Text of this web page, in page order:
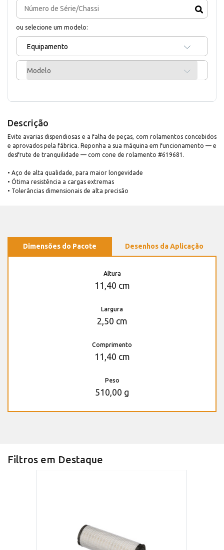
ou selecione um modelo:
Equipamento
Modelo
Descrição
Evite avarias dispendiosas e a falha de peças, com rolamentos concebidos
e aprovados pela fábrica. Reponha a sua máquina em funcionamento — e
desfrute de tranquilidade — com cone de rolamento #619681.
• Aço de alta qualidade, para maior longevidade
• Ótima resistência a cargas extremas
• Tolerâncias dimensionais de alta precisão
Dimensões do Pacote Desenhos da Aplicação
Altura
11,40 cm
Largura
2,50 cm
Comprimento
11,40 cm
Peso
510,00 g
Filtros em Destaque